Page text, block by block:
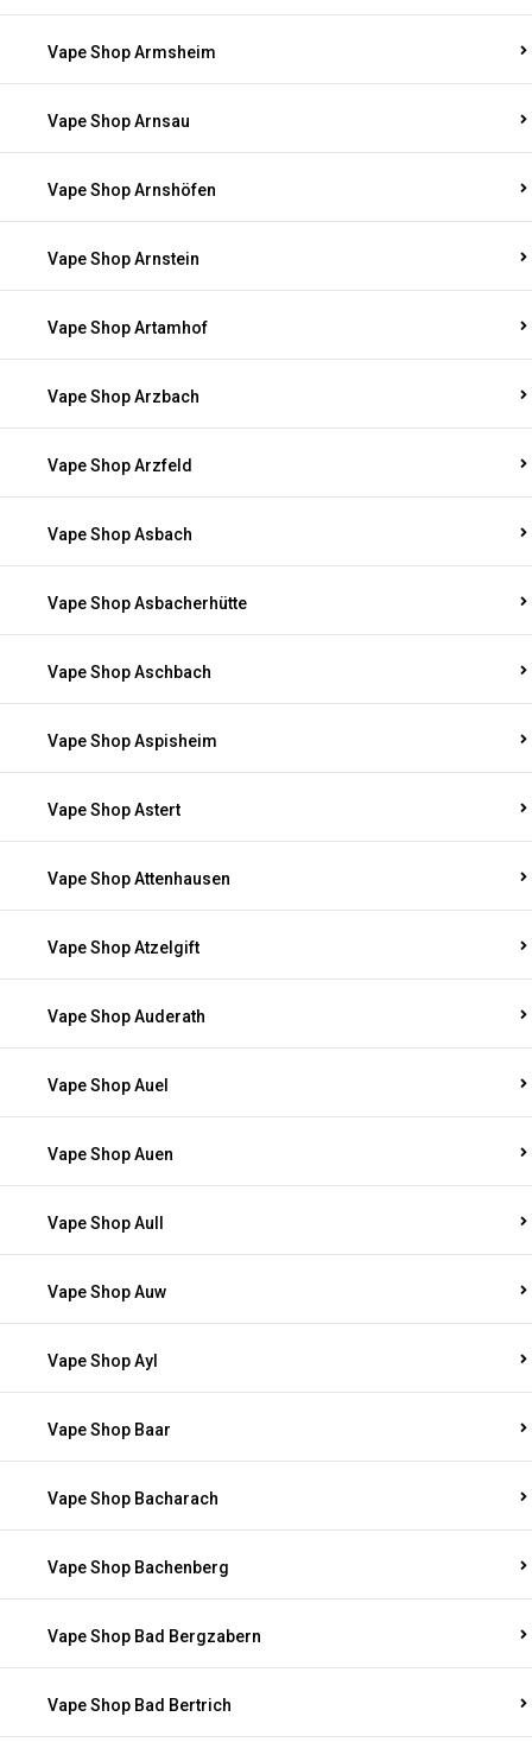
Vape Shop Armsheim
Vape Shop Arnsau
Vape Shop Arnshöfen
Vape Shop Arnstein
Vape Shop Artamhof
Vape Shop Arzbach
Vape Shop Arzfeld
Vape Shop Asbach
Vape Shop Asbacherhütte
Vape Shop Aschbach
Vape Shop Aspisheim
Vape Shop Astert
Vape Shop Attenhausen
Vape Shop Atzelgift
Vape Shop Auderath
Vape Shop Auel
Vape Shop Auen
Vape Shop Aull
Vape Shop Auw
Vape Shop Ayl
Vape Shop Baar
Vape Shop Bacharach
Vape Shop Bachenberg
Vape Shop Bad Bergzabern
Vape Shop Bad Bertrich